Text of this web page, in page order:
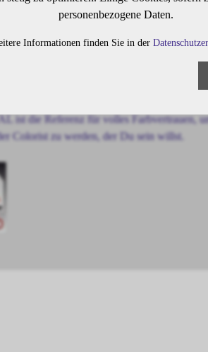
Formulierungen bieten wunderbare,
ist die Referenz für volles Farbvertrauen,
Colorist zu werden, der Du sein willst.
personenbezogene Daten.
Informationen finden Sie in der